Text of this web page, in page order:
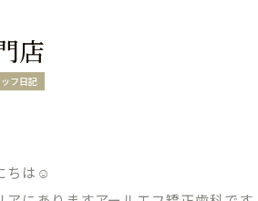
店
フ日記
ちは☺︎